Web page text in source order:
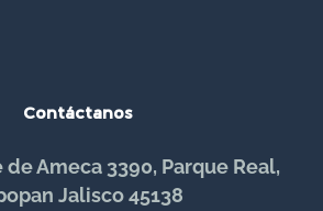
Contáctanos
Ameca 3390, Parque Real,
Jalisco 45138